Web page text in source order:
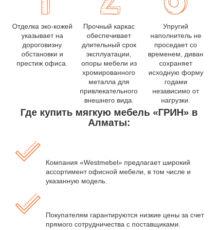
Отделка эко-кожей
указывает на
дороговизну
обстановки и
престиж офиса.
Прочный каркас
обеспечивает
длительный срок
эксплуатации,
опоры мебели из
хромированного
металла для
привлекательного
внешнего вида.
Упругий
наполнитель не
проседает со
временем, диван
сохраняет
исходную форму
годами
независимо от
нагрузки.
Где купить мягкую мебель «ГРИН» в
Алматы:
Компания «Westmebel» предлагает широкий
ассортимент офисной мебели, в том числе и
указанную модель.
Покупателям гарантируются низкие цены за счет
прямого сотрудничества с поставщиками.